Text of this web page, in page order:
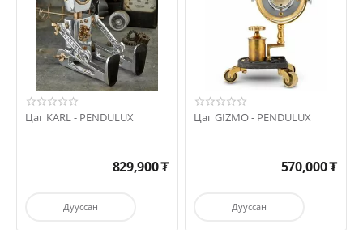
Цаг KARL - PENDULUX
829,900₮
Дууссан
Цаг GIZMO - PENDULUX
570,000₮
Дууссан